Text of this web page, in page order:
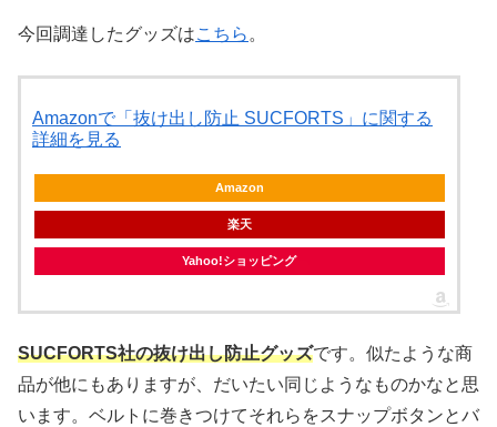
今回調達したグッズはこちら 。
Amazonで「抜け出し防止 SUCFORTS」に関する
詳細を見る
Amazon
楽天
Yahoo!ショッピング
SUCFORTS社の抜け出し防止グッズです。似たような商
品が他にもありますが、だいたい同じようなものかなと思
います。ベルトに巻きつけてそれらをスナップボタンとバ